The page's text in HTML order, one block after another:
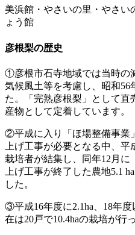
美浜館・やさいの里・やさい
ょう館
彦根梨の歴史
①彦根市石寺地域では当時の
気候風土等を考慮し、昭和56
た。「完熟彦根梨」として
産物として定着しています。
②平成に入り「ほ場整備事業
上げ工事が必要となる中、
栽培者が結集し、同年12月
上げ工事が終了した農地5.1
した。
③平成16年度に2.1ha、18年度
在は20戸で10.4haの栽培が行